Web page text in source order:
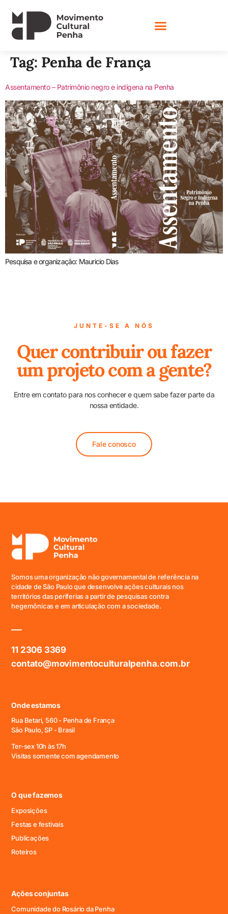
Tag: Penha de França
Assentamento – Patrimônio negro e indígena na Penha
Pesquisa e organização: Mauricio Dias
JUNTE-SE A NÓS
Quer contribuir ou fazer
um projeto com a gente?
Entre em contato para nos conhecer e quem sabe fazer parte da
nossa entidade.
Fale conosco
Somos uma organização não governamental de referência na
cidade de São Paulo que desenvolve ações culturais nos
territórios das periferias a partir de pesquisas contra
hegemônicas e em articulação com a sociedade.
11 2306 3369
contato@movimentoculturalpenha.com.br
Onde estamos
Rua Betari, 560 - Penha de França
São Paulo, SP - Brasil
Ter-sex 10h às 17h
Visitas somente com agendamento
O que fazemos
Exposições
Festas e festivais
Publicações
Roteiros
Ações conjuntas
Comunidade do Rosário da Penha